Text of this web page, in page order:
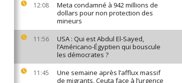
12:08
Meta condamné à 942 millions de
dollars pour non protection des
mineurs
11:56
USA : Qui est Abdul El-Sayed,
l’Américano-Égyptien qui bouscule
les démocrates ?
11:45
Une semaine après l’afflux massif
de migrants, Ceuta face à l’urgence